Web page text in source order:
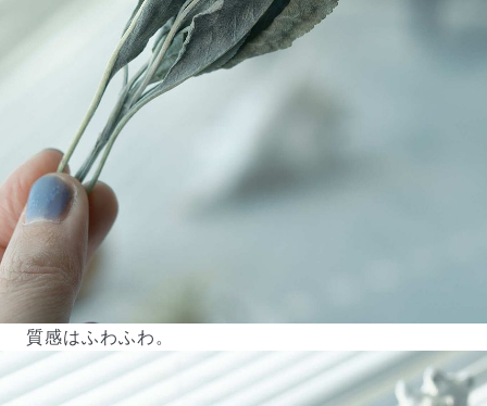
質感はふわふわ。